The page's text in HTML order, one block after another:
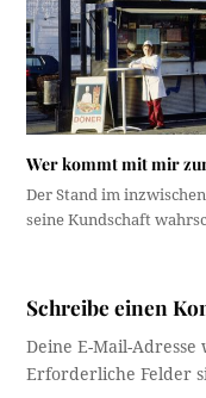
Wer kommt mit mir
Der Stand im
seine Kundschaft
Schreibe einen
Deine E-Mail-
Erforderliche Felder